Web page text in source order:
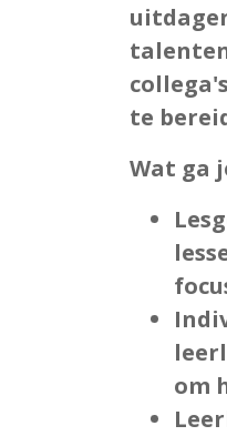
te
Wat ga
om